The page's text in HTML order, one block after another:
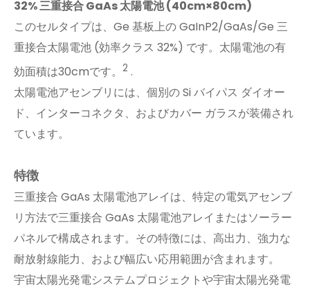
32% 三重接合 GaAs 太陽電池 (40cm×80cm)
このセルタイプは、Ge 基板上の GaInP2/GaAs/Ge 三
重接合太陽電池 (効率クラス 32%) です。太陽電池の有
効面積は30cmです。 2 .
太陽電池アセンブリには、個別の Si バイパス ダイオー
ド、インターコネクタ、およびカバー ガラスが装備され
ています。
特徴
三重接合 GaAs 太陽電池アレイは、特定の電気アセンブ
リ方法で三重接合 GaAs 太陽電池アレイまたはソーラー
パネルで構成されます。その特徴には、高出力、強力な
耐放射線能力、および幅広い応用範囲が含まれます。
宇宙太陽光発電システムプロジェクトや宇宙太陽光発電